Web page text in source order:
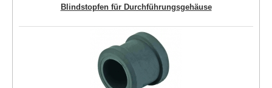
Blindstopfen für Durchführungsgehäuse